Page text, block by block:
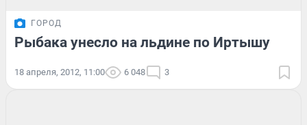
ГОРОД
Рыбака унесло на льдине по Иртышу
18 апреля, 2012, 11:00 6 048 3